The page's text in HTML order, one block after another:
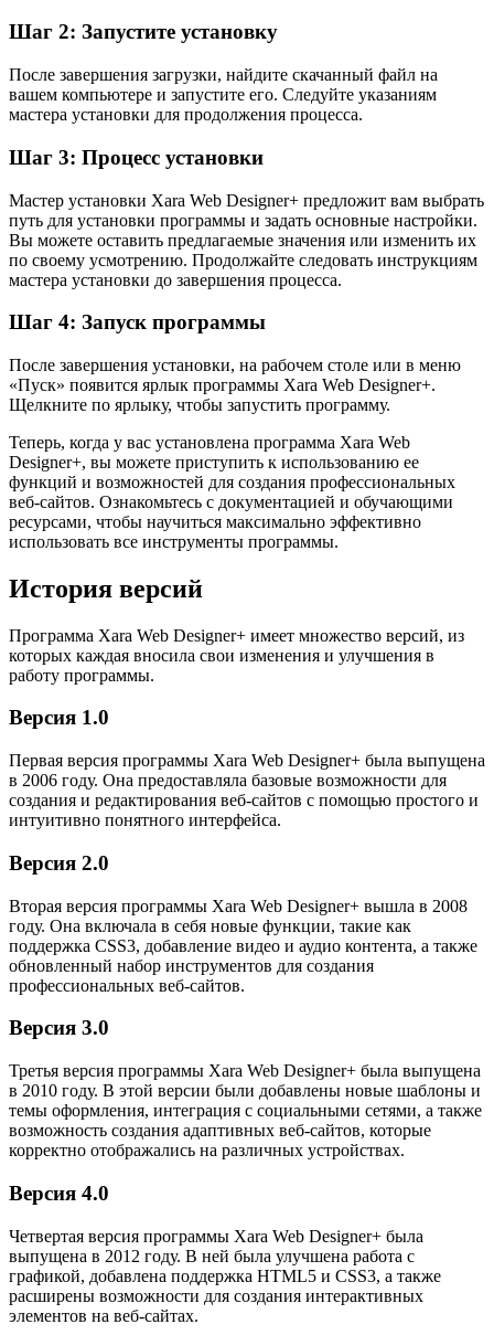
Шаг 2: Запустите установку
После завершения загрузки, найдите скачанный файл на
вашем компьютере и запустите его. Следуйте указаниям
мастера установки для продолжения процесса.
Шаг 3: Процесс установки
Мастер установки Xara Web Designer+ предложит вам выбрать
путь для установки программы и задать основные настройки.
Вы можете оставить предлагаемые значения или изменить их
по своему усмотрению. Продолжайте следовать инструкциям
мастера установки до завершения процесса.
Шаг 4: Запуск программы
После завершения установки, на рабочем столе или в меню
«Пуск» появится ярлык программы Xara Web Designer+.
Щелкните по ярлыку, чтобы запустить программу.
Теперь, когда у вас установлена программа Xara Web
Designer+, вы можете приступить к использованию ее
функций и возможностей для создания профессиональных
веб-сайтов. Ознакомьтесь с документацией и обучающими
ресурсами, чтобы научиться максимально эффективно
использовать все инструменты программы.
История версий
Программа Xara Web Designer+ имеет множество версий, из
которых каждая вносила свои изменения и улучшения в
работу программы.
Версия 1.0
Первая версия программы Xara Web Designer+ была выпущена
в 2006 году. Она предоставляла базовые возможности для
создания и редактирования веб-сайтов с помощью простого и
интуитивно понятного интерфейса.
Версия 2.0
Вторая версия программы Xara Web Designer+ вышла в 2008
году. Она включала в себя новые функции, такие как
поддержка CSS3, добавление видео и аудио контента, а также
обновленный набор инструментов для создания
профессиональных веб-сайтов.
Версия 3.0
Третья версия программы Xara Web Designer+ была выпущена
в 2010 году. В этой версии были добавлены новые шаблоны и
темы оформления, интеграция с социальными сетями, а также
возможность создания адаптивных веб-сайтов, которые
корректно отображались на различных устройствах.
Версия 4.0
Четвертая версия программы Xara Web Designer+ была
выпущена в 2012 году. В ней была улучшена работа с
графикой, добавлена поддержка HTML5 и CSS3, а также
расширены возможности для создания интерактивных
элементов на веб-сайтах.